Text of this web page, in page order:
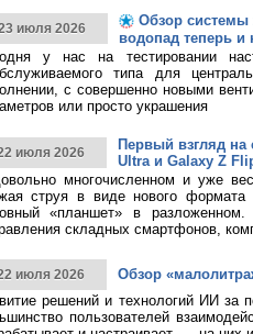
июля 2026
Обзор системы
водопад теперь
у нас на тестировании
типа для
с совершенно новыми
или просто украшения
июля 2026
Первый взгляд
Ultra и Galaxy Z
многочисленном и уже
струя в виде нового
«планшет» в
складных смартфонов,
июля 2026
Обзор
решений и технологий ИИ
пользователей